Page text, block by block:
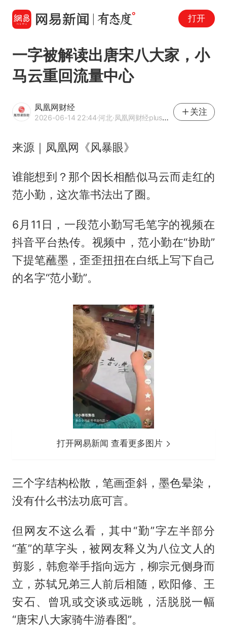
打开
一字被解读出唐宋八大家，小
马云重回流量中心
凤凰网财经
2026-06-14 22:44·河北·凤凰网财经plus官方网易号
关注
来源｜凤凰网《风暴眼》
谁能想到？那个因长相酷似马云而走红的
范小勤，这次靠书法出了圈。
6月11日，一段范小勤写毛笔字的视频在
抖音平台热传。视频中，范小勤在“协助”
下提笔蘸墨，歪歪扭扭在白纸上写下自己
的名字“范小勤”。
打开网易新闻 查看更多图片
三个字结构松散，笔画歪斜，墨色晕染，
没有什么书法功底可言。
但网友不这么看，其中“勤”字左半部分
“堇”的草字头，被网友释义为八位文人的
剪影，韩愈举手指向远方，柳宗元侧身而
立，苏轼兄弟三人前后相随，欧阳修、王
安石、曾巩或交谈或远眺，活脱脱一幅
“唐宋八大家骑牛游春图”。